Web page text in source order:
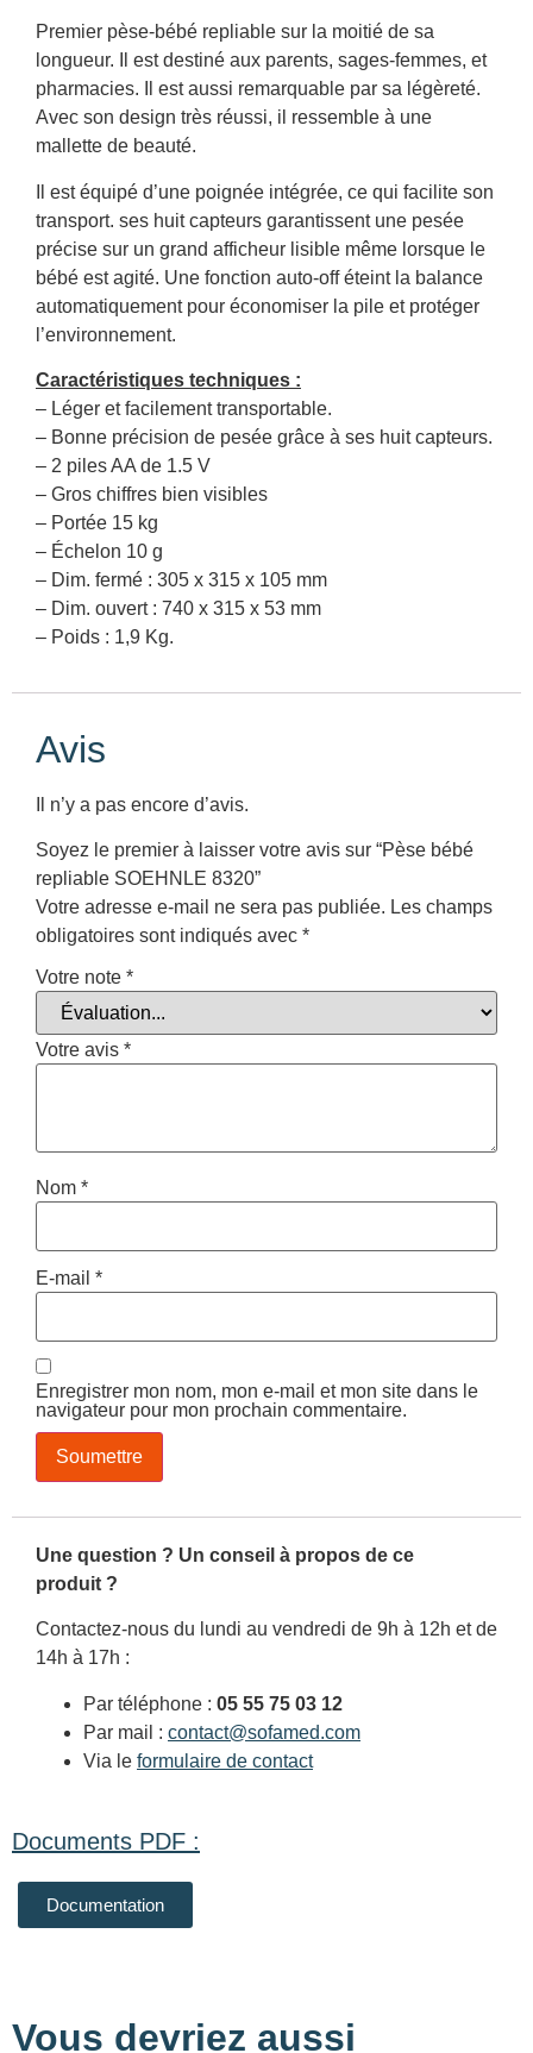
Premier pèse-bébé repliable sur la moitié de sa
longueur. Il est destiné aux parents, sages-femmes, et
pharmacies. Il est aussi remarquable par sa légèreté.
Avec son design très réussi, il ressemble à une
mallette de beauté.
Il est équipé d’une poignée intégrée, ce qui facilite son
transport. ses huit capteurs garantissent une pesée
précise sur un grand afficheur lisible même lorsque le
bébé est agité. Une fonction auto-off éteint la balance
automatiquement pour économiser la pile et protéger
l’environnement.
Caractéristiques techniques :
– Léger et facilement transportable.
– Bonne précision de pesée grâce à ses huit capteurs.
– 2 piles AA de 1.5 V
– Gros chiffres bien visibles
– Portée 15 kg
– Échelon 10 g
– Dim. fermé : 305 x 315 x 105 mm
– Dim. ouvert : 740 x 315 x 53 mm
– Poids : 1,9 Kg.
Avis
Il n’y a pas encore d’avis.
Soyez le premier à laisser votre avis sur “Pèse bébé
repliable SOEHNLE 8320”
Votre adresse e-mail ne sera pas publiée. Les champs
obligatoires sont indiqués avec *
Votre note *
Votre avis *
Nom *
E-mail *
Enregistrer mon nom, mon e-mail et mon site dans le
navigateur pour mon prochain commentaire.
Une question ? Un conseil à propos de ce
produit ?
Contactez-nous du lundi au vendredi de 9h à 12h et de
14h à 17h :
Par téléphone : 05 55 75 03 12
Par mail : contact@sofamed.com
Via le formulaire de contact
Documents PDF :
Documentation
Vous devriez aussi